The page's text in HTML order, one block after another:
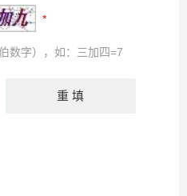
数字），如：三加四=7